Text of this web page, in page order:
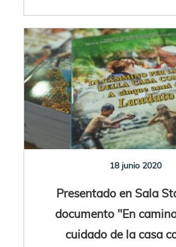
18 junio 2020
Presentado en Sala
documento "En
cuidado de la casa